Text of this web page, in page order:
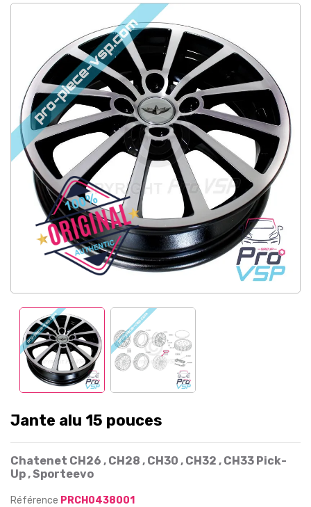
Jante alu 15 pouces
Chatenet CH26 , CH28 , CH30 , CH32 , CH33 Pick-
Up , Sporteevo
Référence PRCH0438001